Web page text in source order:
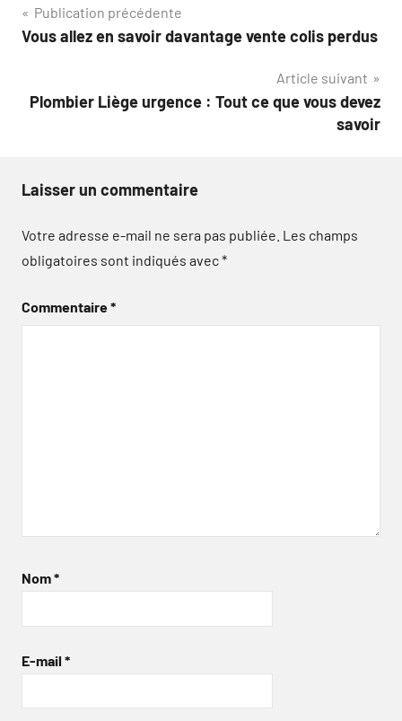
Navigation
de
Publication précédente
Vous allez en savoir davantage vente colis perdus
Article suivant
Plombier Liège urgence : Tout ce que vous devez
savoir
Laisser un commentaire
Votre adresse e-mail ne sera pas publiée. Les champs
obligatoires sont indiqués avec*
Commentaire*
Nom*
E-mail *